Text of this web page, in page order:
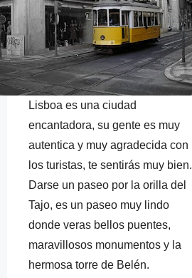
Lisboa es una ciudad
encantadora, su gente es muy
autentica y muy agradecida con
los turistas, te sentirás muy bien.
Darse un paseo por la orilla del
Tajo, es un paseo muy lindo
donde veras bellos puentes,
maravillosos monumentos y la
hermosa torre de Belén.